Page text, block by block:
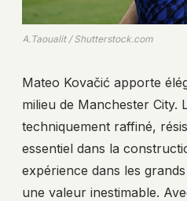
A.Taoualit / Shutterstock.com
Mateo Kovačić apporte
milieu de Manchester City.
techniquement raffiné,
essentiel dans la
expérience dans les
une valeur inestimable.